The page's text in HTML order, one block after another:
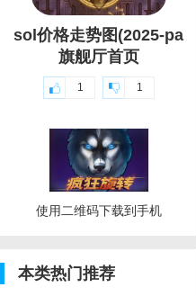
sol价格走势图(2025-pa
旗舰厅首页
1 1
使用二维码下载到手机
本类热门推荐